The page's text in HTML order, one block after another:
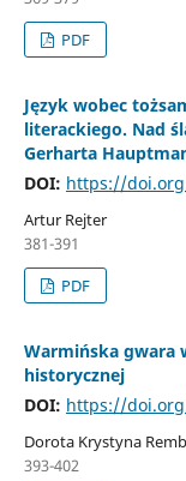
PDF
Język wobec
literackiego. Nad
Gerharta
DOI: https://
Artur Rejter
381-391
PDF
Warmińska gwara
historycznej
DOI: https://
Dorota Krystyna
393-402